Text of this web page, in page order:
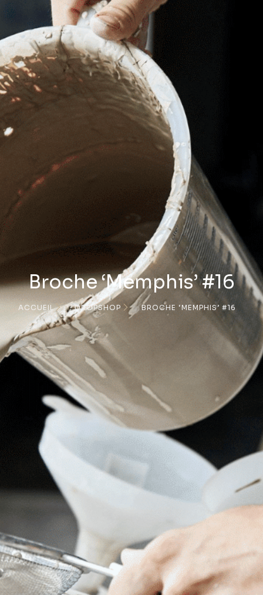
Broche ‘Memphis’ #16
ACCUEIL DROPSHOP BROCHE ‘MEMPHIS’ #16